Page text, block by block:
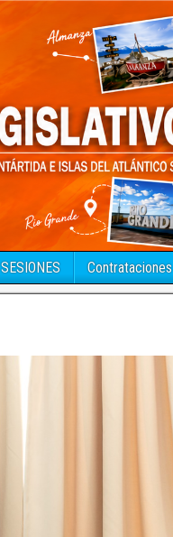
SESIONES Contrataciones